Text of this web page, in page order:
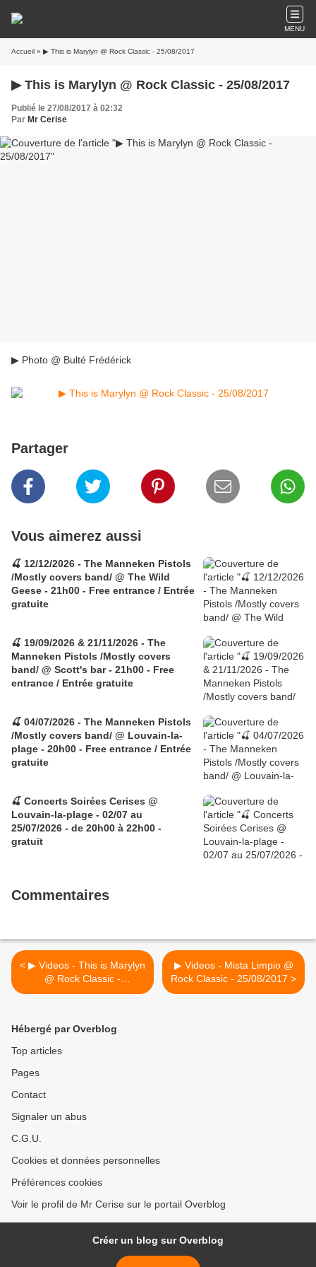
MENU
Accueil » ▶ This is Marylyn @ Rock Classic - 25/08/2017
▶ This is Marylyn @ Rock Classic - 25/08/2017
Publié le 27/08/2017 à 02:32
Par Mr Cerise
▶ Photo @ Bulté Frédérick
Partager
Vous aimerez aussi
🍒 12/12/2026 - The Manneken Pistols
/Mostly covers band/ @ The Wild
Geese - 21h00 - Free entrance / Entrée
gratuite
🍒 19/09/2026 & 21/11/2026 - The
Manneken Pistols /Mostly covers
band/ @ Scott's bar - 21h00 - Free
entrance / Entrée gratuite
🍒 04/07/2026 - The Manneken Pistols
/Mostly covers band/ @ Louvain-la-
plage - 20h00 - Free entrance / Entrée
gratuite
🍒 Concerts Soirées Cerises @
Louvain-la-plage - 02/07 au
25/07/2026 - de 20h00 à 22h00 -
gratuit
Commentaires
< ▶ Videos - This is Marylyn
@ Rock Classic -
25/08/2017
▶ Videos - Mista Limpio @
Rock Classic - 25/08/2017 >
Hébergé par Overblog
Top articles
Pages
Contact
Signaler un abus
C.G.U.
Cookies et données personnelles
Préférences cookies
Voir le profil de Mr Cerise sur le portail Overblog
Créer un blog sur Overblog